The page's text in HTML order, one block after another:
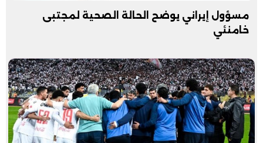
مسؤول إيراني يوضح الحالة الصحية لمجتبى
خامنئي